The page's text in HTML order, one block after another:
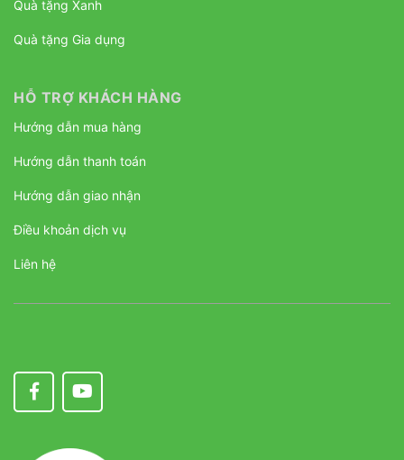
Quà tặng Xanh
Quà tặng Gia dụng
HỖ TRỢ KHÁCH HÀNG
Hướng dẫn mua hàng
Hướng dẫn thanh toán
Hướng dẫn giao nhận
Điều khoản dịch vụ
Liên hệ